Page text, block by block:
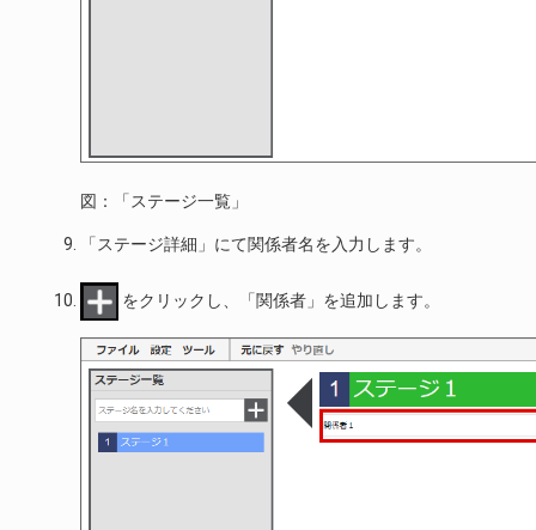
図：「ステージ一覧」
「ステージ詳細」にて関係者名を入力します。
をクリックし、「関係者」を追加します。